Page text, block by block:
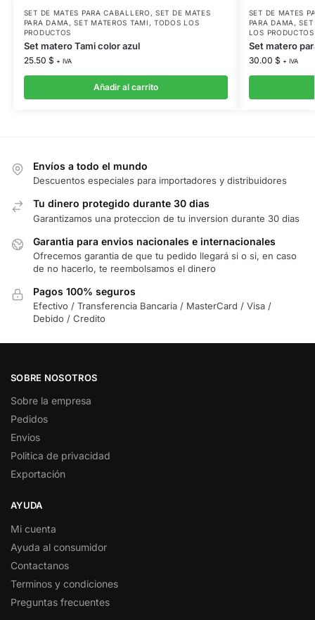
SET DE MATES PARA CABALLERO ,SET DE MATES
PARA DAMA ,SET MATEROS TAMI ,TODOS LOS
PRODUCTOS
Set matero Tami color azul
25.50 $ + IVA
Añadir al carrito
SET DE MATES
PARA DAMA ,
LOS PRODUCTOS
Set matero
30.00 $ + IVA
Envíos a todo el mundo
Descuentos especiales para importadores y distribuidores
Tu dinero protegido durante 30 dias
Garantizamos una proteccion de tu inversion durante 30 dias
Garantia para envios nacionales e internacionales
Ofrecemos garantia de que tu pedido llegará si o si, en caso
de no hacerlo, te reembolsamos el dinero
Pagos 100% seguros
Efectivo / Transferencia Bancaria / MasterCard / Visa /
Debido / Credito
SOBRE NOSOTROS
Sobre la empresa
Pedidos
Envios
Politica de privacidad
Exportación
AYUDA
Mi cuenta
Ayuda al consumidor
Contactanos
Terminos y condiciones
Preguntas frecuentes